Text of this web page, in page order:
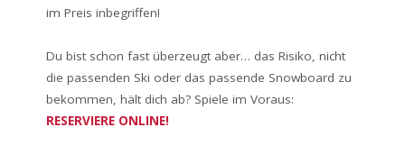
im Preis inbegriffen!
Du bist schon fast überzeugt aber… das Risiko, nicht
die passenden Ski oder das passende Snowboard zu
bekommen, hält dich ab? Spiele im Voraus:
RESERVIERE ONLINE!